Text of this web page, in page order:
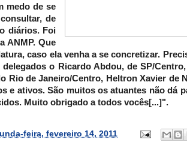
medo de se
de
diários. Foi
ANMP. Que
caso ela venha a se concretizar.
o Ricardo Abdou, de SP/
Rio de Janeiro/Centro, Heltron Xavier de
e ativos. São muitos os atuantes não dá
Muito obrigado a todos vocês[...]".
feira, fevereiro 14, 2011